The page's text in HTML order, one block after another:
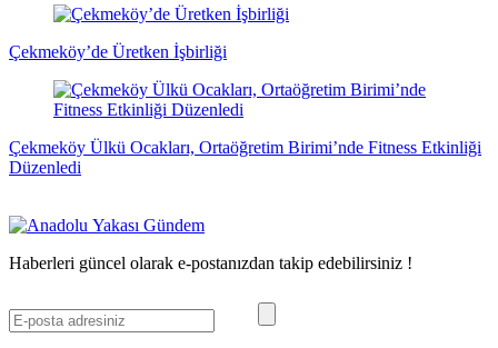
Çekmeköy’de Üretken İşbirliği
Çekmeköy Ülkü Ocakları, Ortaöğretim Birimi’nde Fitness Etkinliği
Düzenledi
Haberleri güncel olarak e-postanızdan takip edebilirsiniz !